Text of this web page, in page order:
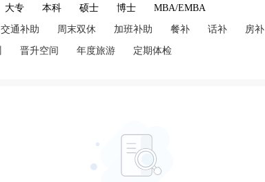
大专 本科 硕士 博士 MBA/EMBA
交通补助 周末双休 加班补助 餐补 话补 房补
晋升空间 年度旅游 定期体检